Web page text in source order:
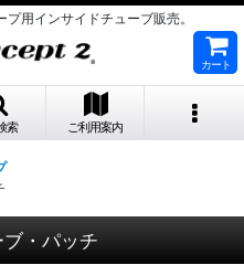
用インサイドチューブ販売。
カート
索 ご利用案内
・パッチ